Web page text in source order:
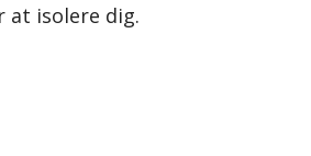
at isolere dig.